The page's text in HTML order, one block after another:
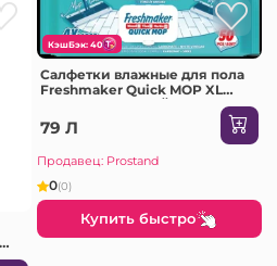
КэшБэк: 40
Салфетки влажные для пола
Freshmaker Quick MOP XL
50шт С КРЫШКОЙ сода+уксус
79 Л
Продавец: Prostand
0(0)
Купить быстро